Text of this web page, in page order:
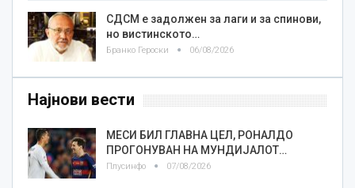
СДСМ е задолжен за лаги и за спинови,
но вистинското…
Бранко Героски 06/08/2026
Најнови вести
МЕСИ БИЛ ГЛАВНА ЦЕЛ, РОНАЛДО
ПРОГОНУВАН НА МУНДИЈАЛОТ…
Плусинфо 07/08/2026